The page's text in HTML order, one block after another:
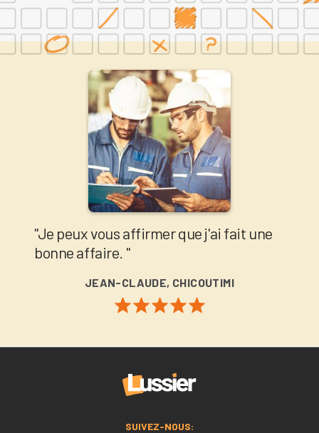
"Je peux vous affirmer que j'ai fait une
bonne affaire. "
JEAN-CLAUDE, CHICOUTIMI
SUIVEZ-NOUS: